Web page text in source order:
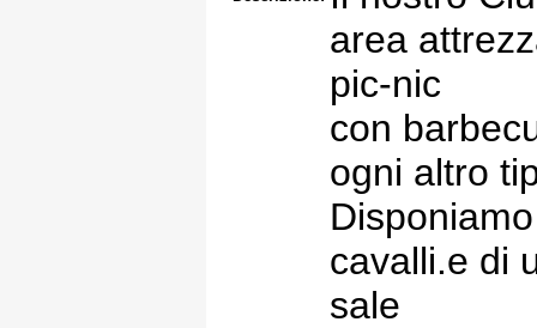
area
pic-nic
con
ogni altro
cavalli.e di
sale